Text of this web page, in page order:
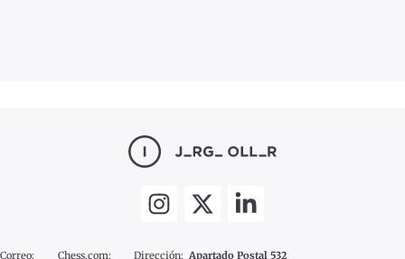
Correo: Chess.com: Dirección:Apartado Postal 532